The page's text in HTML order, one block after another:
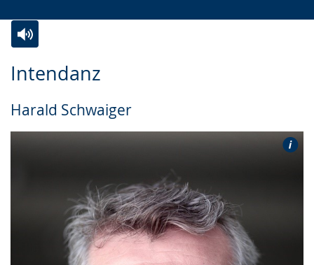
Intendanz
Harald Schwaiger
Leichten
wechseln.
Audio-
Video
Deutscher
Gebärdensprache